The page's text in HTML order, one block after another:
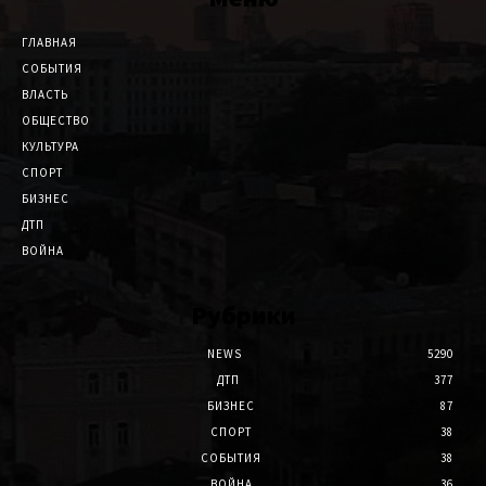
ГЛАВНАЯ
СОБЫТИЯ
ВЛАСТЬ
ОБЩЕСТВО
КУЛЬТУРА
СПОРТ
БИЗНЕС
ДТП
ВОЙНА
NEWS
5290
ДТП
377
БИЗНЕС
87
СПОРТ
38
СОБЫТИЯ
38